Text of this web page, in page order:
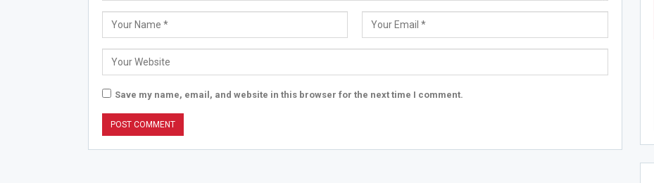
Save my name, email, and website in this browser for the next time I comment.